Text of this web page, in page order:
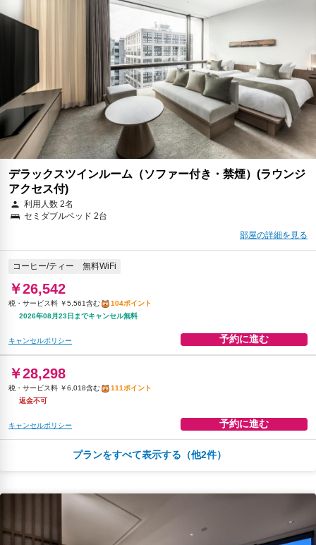
税・サービス料 ￥6,402含む
118ポイント
キャンセルポリシー 予約に進む
デラックスツインルーム（ソファー付き・禁煙）(ラウンジ
アクセス付)
利用人数 2名
セミダブルベッド 2台
部屋の詳細を見る
コーヒー/ティー 無料WiFi
￥26,542
税・サービス料 ￥5,561含む
104ポイント
2026年08月23日までキャンセル無料
キャンセルポリシー 予約に進む
￥28,298
税・サービス料 ￥6,018含む
111ポイント
返金不可
キャンセルポリシー 予約に進む
コーヒー/ティー 無料WiFi
税・サービス料 ￥5,987含む
112ポイント
2026年08月23日までキャンセル無料
キャンセルポリシー
プランをすべて表示する（他2件）